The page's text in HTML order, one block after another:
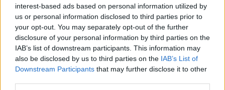
interest-based ads based on personal information utilized by
us or personal information disclosed to third parties prior to
your opt-out. You may separately opt-out of the further
disclosure of your personal information by third parties on the
IAB’s list of downstream participants. This information may
also be disclosed by us to third parties on the IAB’s List of
Downstream Participants that may further disclose it to other